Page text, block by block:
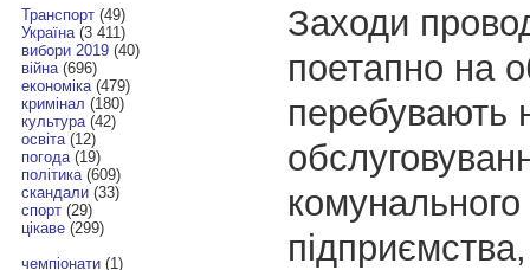
Транспорт(49)
Україна(3 411)
вибори 2019(40)
війна(696)
економіка(479)
кримінал (180)
культура(42)
освіта(12)
погода(19)
політика(609)
скандали(33)
спорт(29)
цікаве(299)
чемпіонати(1)
Заходи
поетапно на
перебувають
комунального